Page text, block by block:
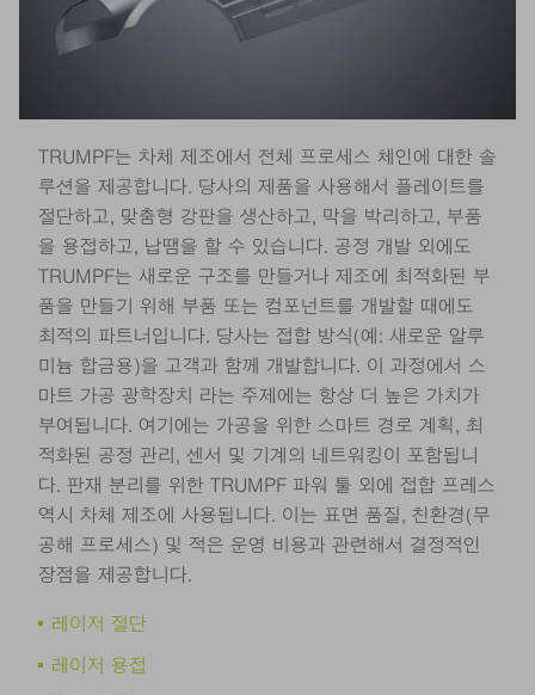
TRUMPF는 차체 제조에서 전체 프로세스 체인에 대한 솔
루션을 제공합니다. 당사의 제품을 사용해서 플레이트를
절단하고, 맞춤형 강판을 생산하고, 막을 박리하고, 부품
을 용접하고, 납땜을 할 수 있습니다. 공정 개발 외에도
TRUMPF는 새로운 구조를 만들거나 제조에 최적화된 부
품을 만들기 위해 부품 또는 컴포넌트를 개발할 때에도
최적의 파트너입니다. 당사는 접합 방식(예: 새로운 알루
미늄 합금용)을 고객과 함께 개발합니다. 이 과정에서 스
마트 가공 광학장치 라는 주제에는 항상 더 높은 가치가
부여됩니다. 여기에는 가공을 위한 스마트 경로 계획, 최
적화된 공정 관리, 센서 및 기계의 네트워킹이 포함됩니
다. 판재 분리를 위한 TRUMPF 파워 툴 외에 접합 프레스
역시 차체 제조에 사용됩니다. 이는 표면 품질, 친환경(무
공해 프로세스) 및 적은 운영 비용과 관련해서 결정적인
장점을 제공합니다.
레이저 절단
레이저 용접